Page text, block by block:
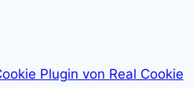
Plugin von Real Cookie